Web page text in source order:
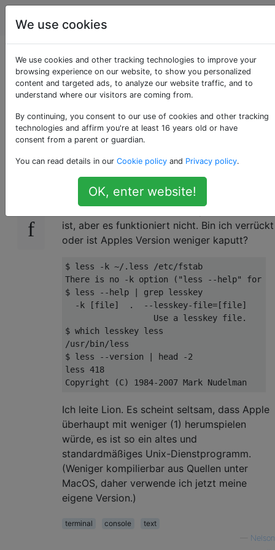
Apple
Fehlt weniger (1) die
Funktion für weniger
Schlüssel?
8
less (1), der Terminal-Datei-Pager, scheint
lesskey (1) und die Möglichkeit, die
Tastenanschläge in weniger zu binden, zu
fehlen. Die Dokumente behaupten, dass es da
ist, aber es funktioniert nicht. Bin ich verrückt
oder ist Apples Version weniger kaputt?
$ less -k ~/. less /etc/
There is no -k option ( "less --help" for
$ less
--help |
grep lesskey
-k [file] . --lesskey-file=[file]
Use a lesskey file.
/usr/bin/less
$ less
--version | head -2
less 418
Copyright
(C) 1984-2007 Mark Nudelman
Ich leite Lion. Es scheint seltsam, dass Apple
überhaupt mit weniger (1) herumspielen
würde, es ist so ein altes und
standardmäßiges Unix-Dienstprogramm.
(Weniger kompilierbar aus Quellen unter
MacOS, daher verwende ich jetzt meine
eigene Version.)
terminal console
text
Nelson
We use cookies
We use cookies and other tracking technologies to improve your
browsing experience on our website, to show you personalized
content and targeted ads, to analyze our website traffic, and to
understand where our visitors are coming from.
By continuing, you consent to our use of cookies and other tracking
technologies and affirm you're at least 16 years old or have
consent from a parent or guardian.
You can read details in our Cookie policy and Privacy policy.
OK, enter website!